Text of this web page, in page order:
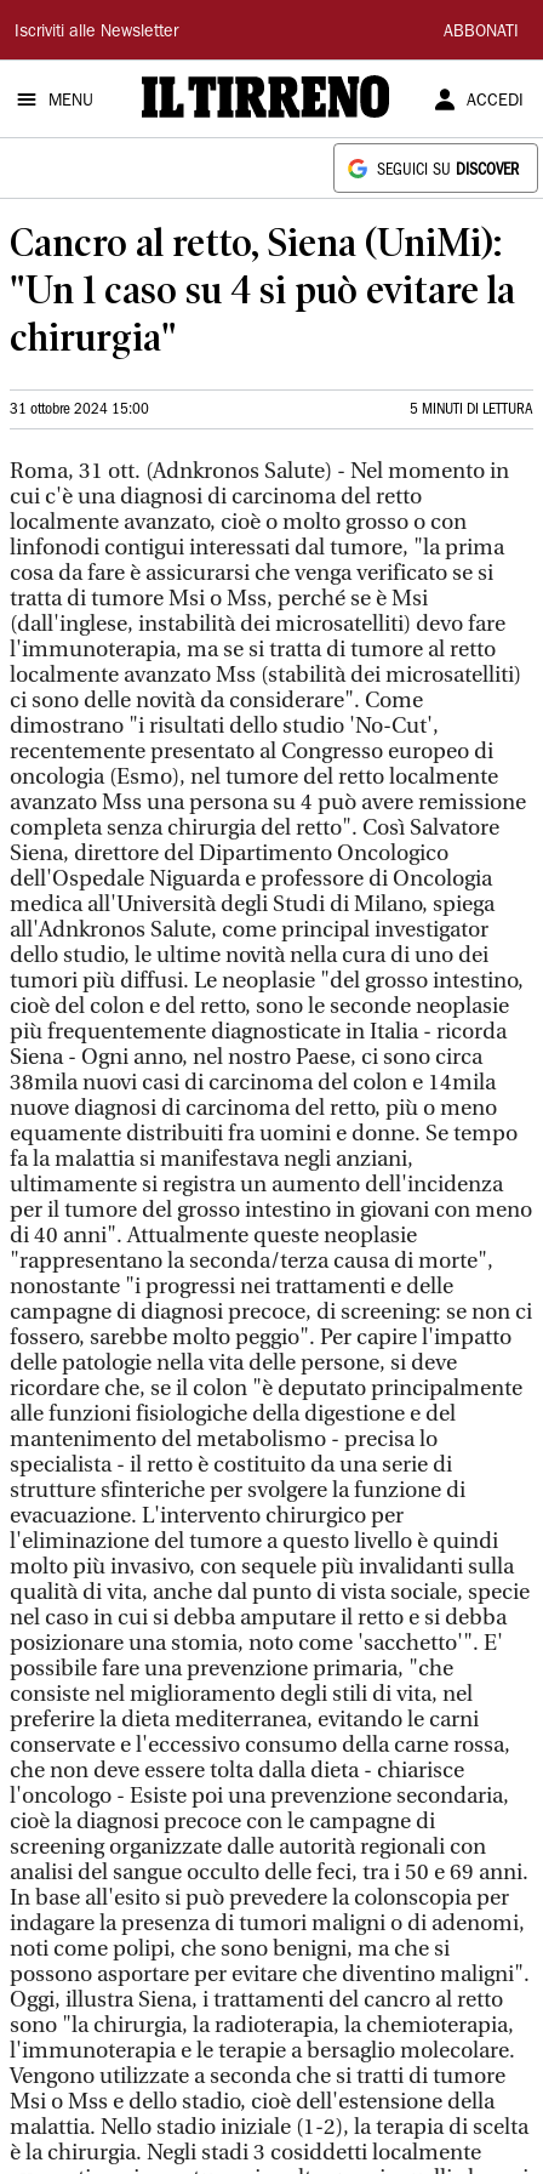
Il
Tirreno
Iscriviti alle Newsletter ABBONATI
MENU ACCEDI
SEGUICI SU DISCOVER
Cancro al retto, Siena (UniMi):
"Un 1 caso su 4 si può evitare la
chirurgia"
31 ottobre 2024 15:00 5 MINUTI DI LETTURA
Roma, 31 ott. (Adnkronos Salute) - Nel momento in
cui c'è una diagnosi di carcinoma del retto
localmente avanzato, cioè o molto grosso o con
linfonodi contigui interessati dal tumore, "la prima
cosa da fare è assicurarsi che venga verificato se si
tratta di tumore Msi o Mss, perché se è Msi
(dall'inglese, instabilità dei microsatelliti) devo fare
l'immunoterapia, ma se si tratta di tumore al retto
localmente avanzato Mss (stabilità dei microsatelliti)
ci sono delle novità da considerare". Come
dimostrano "i risultati dello studio 'No-Cut',
recentemente presentato al Congresso europeo di
oncologia (Esmo), nel tumore del retto localmente
avanzato Mss una persona su 4 può avere remissione
completa senza chirurgia del retto". Così Salvatore
Siena, direttore del Dipartimento Oncologico
dell'Ospedale Niguarda e professore di Oncologia
medica all'Università degli Studi di Milano, spiega
all'Adnkronos Salute, come principal investigator
dello studio, le ultime novità nella cura di uno dei
tumori più diffusi. Le neoplasie "del grosso intestino,
cioè del colon e del retto, sono le seconde neoplasie
più frequentemente diagnosticate in Italia - ricorda
Siena - Ogni anno, nel nostro Paese, ci sono circa
38mila nuovi casi di carcinoma del colon e 14mila
nuove diagnosi di carcinoma del retto, più o meno
equamente distribuiti fra uomini e donne. Se tempo
fa la malattia si manifestava negli anziani,
ultimamente si registra un aumento dell'incidenza
per il tumore del grosso intestino in giovani con meno
di 40 anni". Attualmente queste neoplasie
"rappresentano la seconda/terza causa di morte",
nonostante "i progressi nei trattamenti e delle
campagne di diagnosi precoce, di screening: se non ci
fossero, sarebbe molto peggio". Per capire l'impatto
delle patologie nella vita delle persone, si deve
ricordare che, se il colon "è deputato principalmente
alle funzioni fisiologiche della digestione e del
mantenimento del metabolismo - precisa lo
specialista - il retto è costituito da una serie di
strutture sfinteriche per svolgere la funzione di
evacuazione. L'intervento chirurgico per
l'eliminazione del tumore a questo livello è quindi
molto più invasivo, con sequele più invalidanti sulla
qualità di vita, anche dal punto di vista sociale, specie
nel caso in cui si debba amputare il retto e si debba
posizionare una stomia, noto come 'sacchetto'". E'
possibile fare una prevenzione primaria, "che
consiste nel miglioramento degli stili di vita, nel
preferire la dieta mediterranea, evitando le carni
conservate e l'eccessivo consumo della carne rossa,
che non deve essere tolta dalla dieta - chiarisce
l'oncologo - Esiste poi una prevenzione secondaria,
cioè la diagnosi precoce con le campagne di
screening organizzate dalle autorità regionali con
analisi del sangue occulto delle feci, tra i 50 e 69 anni.
In base all'esito si può prevedere la colonscopia per
indagare la presenza di tumori maligni o di adenomi,
noti come polipi, che sono benigni, ma che si
possono asportare per evitare che diventino maligni".
Oggi, illustra Siena, i trattamenti del cancro al retto
sono "la chirurgia, la radioterapia, la chemioterapia,
l'immunoterapia e le terapie a bersaglio molecolare.
Vengono utilizzate a seconda che si tratti di tumore
Msi o Mss e dello stadio, cioè dell'estensione della
malattia. Nello stadio iniziale (1-2), la terapia di scelta
è la chirurgia. Negli stadi 3 cosiddetti localmente